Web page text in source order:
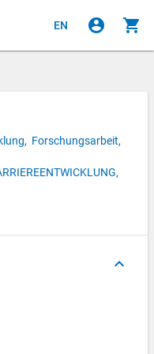
EN account_circle shopping_cart
Forschungsarbeit,
keyboard_arrow_up